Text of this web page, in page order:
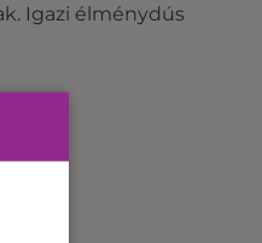
Igazi élménydús